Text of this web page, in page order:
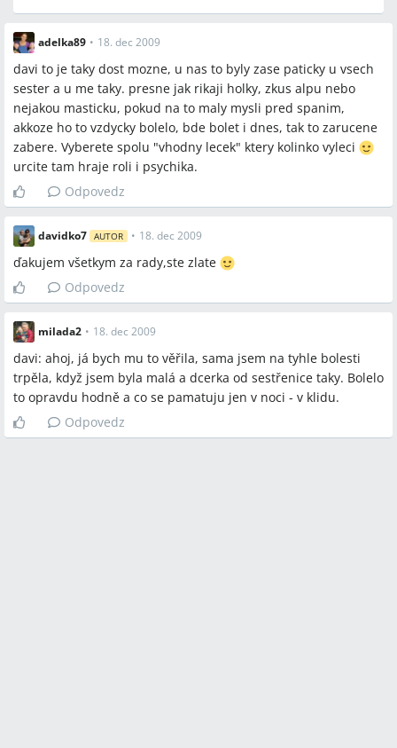
hypotonický syndróm, leukémia, celiakia
Miesta a osoby
Piešťany, Kramáre (Bratislava), Košice, Banská Bystrica,
Smokovec, Spojené kráľovstvo (UK)
adelka89 • 18. dec 2009
davi to je taky dost mozne, u nas to byly zase paticky u vsech
sester a u me taky. presne jak rikaji holky, zkus alpu nebo
nejakou masticku, pokud na to maly mysli pred spanim,
akkoze ho to vzdycky bolelo, bde bolet i dnes, tak to zarucene
zabere. Vyberete spolu "vhodny lecek" ktery kolinko vyleci
urcite tam hraje roli i psychika.
Odpovedz
davidko7 AUTOR • 18. dec 2009
ďakujem všetkym za rady,ste zlate
Odpovedz
milada2 • 18. dec 2009
davi: ahoj, já bych mu to věřila, sama jsem na tyhle bolesti
trpěla, když jsem byla malá a dcerka od sestřenice taky. Bolelo
to opravdu hodně a co se pamatuju jen v noci - v klidu.
Odpovedz